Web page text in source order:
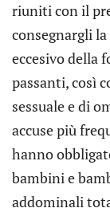
riuniti con il
consegnargli
eccesivo della
passanti, così
sessuale e di
accuse più
hanno
bambini e
addominali